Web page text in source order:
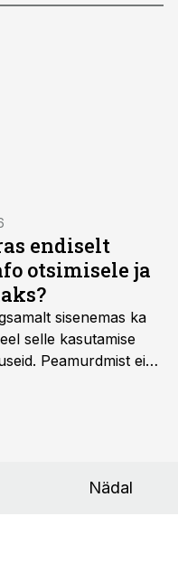
endiselt
otsimisele ja
sisenemas ka
selle kasutamise
Peamurdmist ei
Nädal